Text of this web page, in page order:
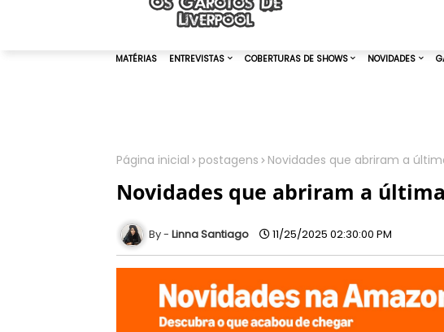
Página inicial postagens Novidades que abriram a
Novidades que abriram a
Linna Santiago 11/25/2025 02:30:00 PM